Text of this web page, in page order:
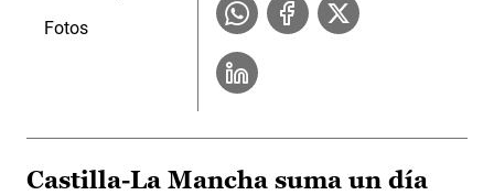
Fotos
Castilla-La Mancha suma un día